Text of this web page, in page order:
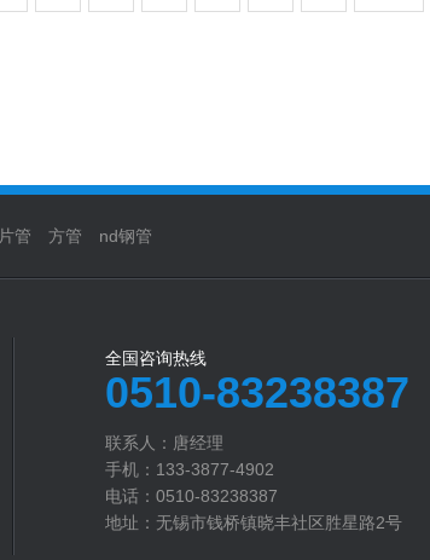
管 方管 nd钢管
全国咨询热线
0510-83238387
联系人：唐经理‬
手机：133-3877-4902
电话：0510-83238387
地址：无锡市钱桥镇晓丰社区胜星路2号